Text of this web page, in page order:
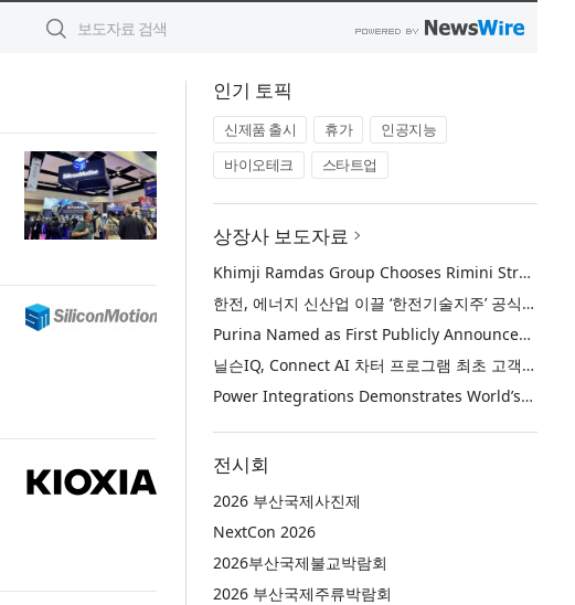
인기 토픽
신제품 출시 휴가
인공지능
바이오테크
스타트업
상장사 보도자료
Khimji Ramdas Group Chooses Rimini Street to Reduce SAP Support Costs, Protect 700+ Customizations and Reinvest Savings in Innovation
한전, 에너지 신산업 이끌 ‘한전기술지주’ 공식 출범
Purina Named as First Publicly Announced NIQ ConnectAI Charter Client
닐슨IQ, Connect AI 차터 프로그램 최초 고객사 ‘퓨리나’ 선정
Power Integrations Demonstrates World’s First 2200 V GaN Technology for Next-Era High-Voltage Power Systems
전시회
2026 부산국제사진제
NextCon 2026
2026부산국제불교박람회
2026 부산국제주류박람회